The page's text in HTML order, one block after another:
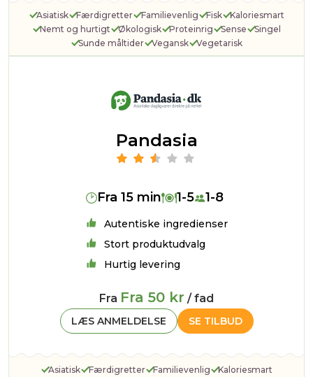
Asiatisk Færdigretter Familievenlig Fisk
Kaloriesmart
Nemt og hurtigt
Økologisk Proteinrig Sense
Singel
Sunde måltider
Vegansk Vegetarisk
Pandasia
Fra 15 min 1-5 1-8
Autentiske ingredienser
Stort produktudvalg
Hurtig levering
Fra Fra 50 kr / fad
SE TILBUD
LÆS ANMELDELSE
Asiatisk Færdigretter Familievenlig
Kaloriesmart